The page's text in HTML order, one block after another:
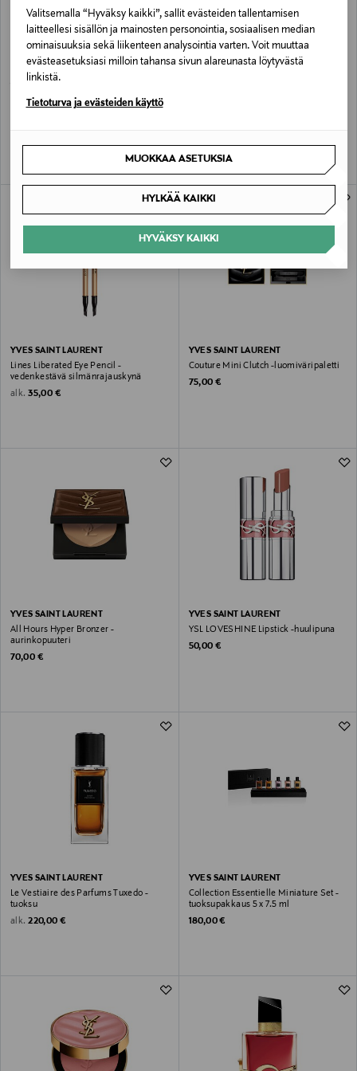
Valitsemalla “Hyväksy kaikki”, sallit evästeiden tallentamisen
laitteellesi sisällön ja mainosten personointia, sosiaalisen median
ominaisuuksia sekä liikenteen analysointia varten. Voit muuttaa
evästeasetuksiasi milloin tahansa sivun alareunasta löytyvästä
linkistä.
Tietoturva ja evästeiden käyttö
MUOKKAA ASETUKSIA
HYLKÄÄ KAIKKI
HYVÄKSY KAIKKI
MYSLF Le Parfum -tuoksu
YVES SAINT LAURENT
Lines Liberated Eye Pencil -
vedenkestävä silmänrajauskynä
alk. Original Price
35,00 €
YVES SAINT LAURENT
Couture Mini Clutch -luomiväripaletti
Original Price
75,00 €
YVES SAINT LAURENT
All Hours Hyper Bronzer -
aurinkopuuteri
Original Price
70,00 €
YVES SAINT LAURENT
YSL LOVESHINE Lipstick -huulipuna
Original Price
50,00 €
YVES SAINT LAURENT
Le Vestiaire des Parfums Tuxedo -
tuoksu
alk. Original Price
220,00 €
YVES SAINT LAURENT
Collection Essentielle Miniature Set -
tuoksupakkaus 5 x 7.5 ml
Original Price
180,00 €